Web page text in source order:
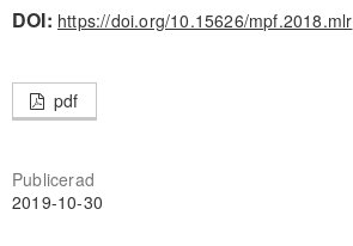
DOI: https://doi.org/10.15626/mpf.2018.mlr
pdf
Publicerad
2019-10-30